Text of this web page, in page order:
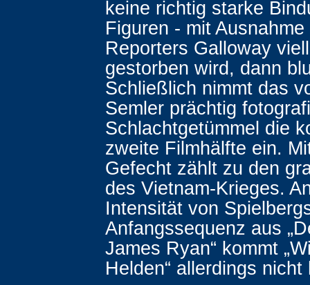
keine richtig starke
Figuren - mit Ausnahme
Reporters Galloway
gestorben wird, dann
Schließlich nimmt das
Semler prächtig
Schlachtgetümmel die
zweite Filmhälfte ein.
Gefecht zählt zu den
des Vietnam-Krieges.
Intensität von
Anfangssequenz aus
James Ryan“ kommt
Helden“ allerdings nicht